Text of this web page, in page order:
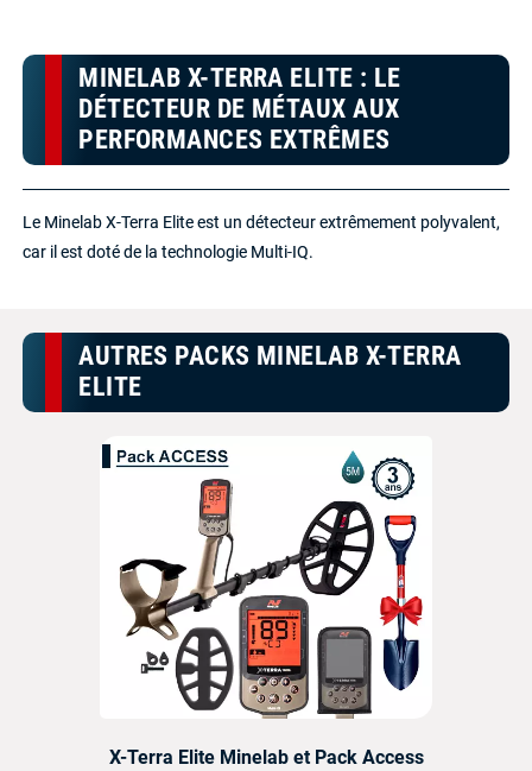
MINELAB X-TERRA ELITE : LE
DÉTECTEUR DE MÉTAUX AUX
PERFORMANCES EXTRÊMES
Le Minelab X-Terra Elite est un détecteur extrêmement polyvalent,
car il est doté de la technologie Multi-IQ.
AUTRES PACKS MINELAB X-TERRA
ELITE
X-Terra Elite Minelab et Pack Access